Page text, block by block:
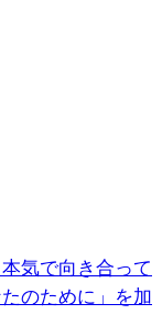
気で向き合って
のために」を加